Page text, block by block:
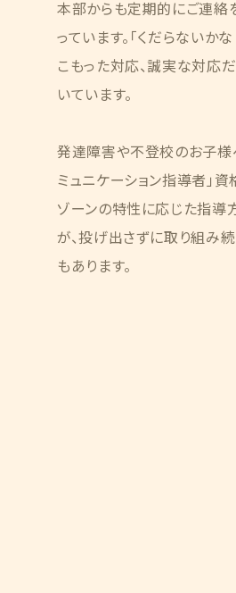
本部からも定期的にご連絡
っています。「くだらないか
こもった対応、誠実な対応
いています。
発達障害や不登校のお子様
ミュニケーション指導者」資
ゾーンの特性に応じた指導
が、投げ出さずに取り組み
もあります。